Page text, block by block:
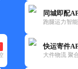
同城即配
跑腿运力智
快运寄件
大件物流 聚